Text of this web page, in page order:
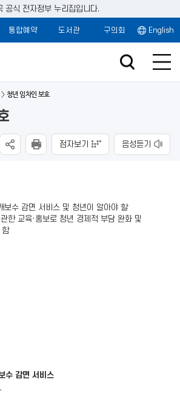
공식 전자정부 누리집입니다.
통합예약 도서관 구의회 English
청년 임차인 보호
점자보기 음성듣기
보수 감면 서비스 및 청년이 알아야 할
관한 교육·홍보로 청년 경제적 부담 완화 및
함
수 감면 서비스